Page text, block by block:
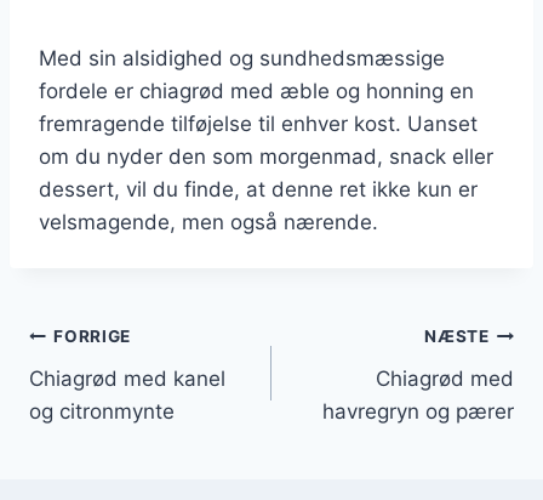
Med sin alsidighed og sundhedsmæssige
fordele er chiagrød med æble og honning en
fremragende tilføjelse til enhver kost. Uanset
om du nyder den som morgenmad, snack eller
dessert, vil du finde, at denne ret ikke kun er
velsmagende, men også nærende.
Indlægsnavigation
FORRIGE
Chiagrød med kanel
og citronmynte
NÆSTE
Chiagrød med
havregryn og pærer